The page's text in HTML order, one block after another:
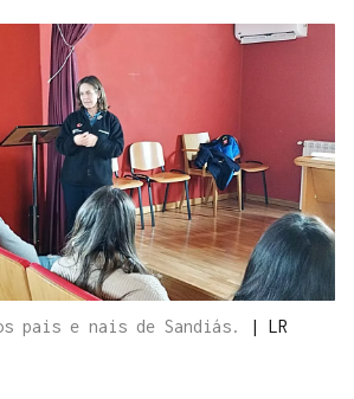
pais e nais de Sandiás. | LR